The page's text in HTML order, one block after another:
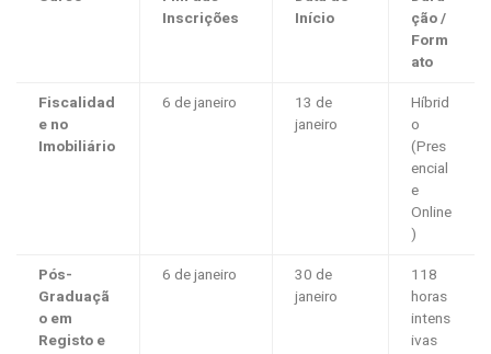
Inscrições
Início
ção /
Form
ato
Fiscalidad
e no
Imobiliário
6 de janeiro
13 de
janeiro
Híbrid
o
(Pres
encial
e
Online
)
Pós-
Graduaçã
o em
Registo e
6 de janeiro
30 de
janeiro
118
horas
intens
ivas